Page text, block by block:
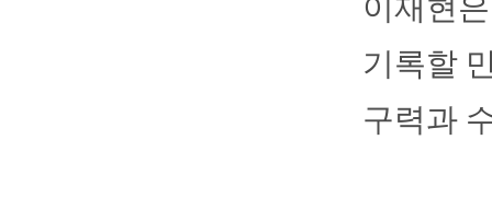
이재현
기록할
구력과